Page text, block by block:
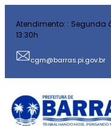
para
conteúdo
Atendimento: : Segunda
13:30h
cgm@barras.pi.gov.br